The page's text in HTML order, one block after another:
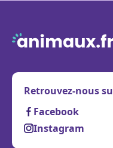
Retrouvez-nous
Facebook
Instagram